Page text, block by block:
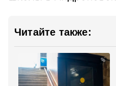
Читайте также: